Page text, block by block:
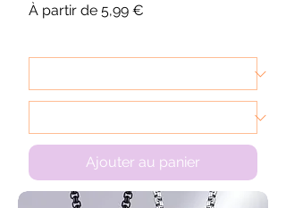
À partir de 5,99 €
Prix promotionnel
Ajouter au panier